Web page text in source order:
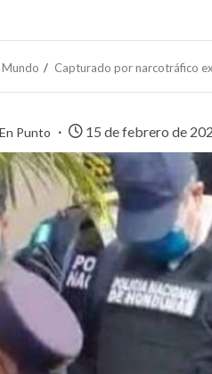
Mundo Capturado por narcotráfico
Punto 15 de febrero de